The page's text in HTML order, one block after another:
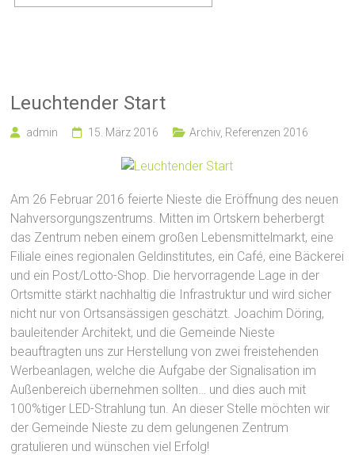
Leuchtender Start
admin 15. März 2016 Archiv, Referenzen 2016
Am 26 Februar 2016 feierte Nieste die Eröffnung des neuen
Nahversorgungszentrums. Mitten im Ortskern beherbergt
das Zentrum neben einem großen Lebensmittelmarkt, eine
Filiale eines regionalen Geldinstitutes, ein Café, eine Bäckerei
und ein Post/Lotto-Shop. Die hervorragende Lage in der
Ortsmitte stärkt nachhaltig die Infrastruktur und wird sicher
nicht nur von Ortsansässigen geschätzt. Joachim Döring,
bauleitender Architekt, und die Gemeinde Nieste
beauftragten uns zur Herstellung von zwei freistehenden
Werbeanlagen, welche die Aufgabe der Signalisation im
Außenbereich übernehmen sollten… und dies auch mit
100%tiger LED-Strahlung tun. An dieser Stelle möchten wir
der Gemeinde Nieste zu dem gelungenen Zentrum
gratulieren und wünschen viel Erfolg!